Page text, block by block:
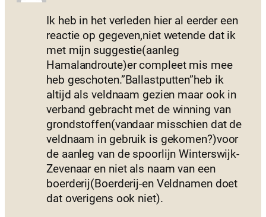
Ik heb in het verleden hier al eerder een
reactie op gegeven,niet wetende dat ik
met mijn suggestie(aanleg
Hamalandroute)er compleet mis mee
heb geschoten.”Ballastputten”heb ik
altijd als veldnaam gezien maar ook in
verband gebracht met de winning van
grondstoffen(vandaar misschien dat de
veldnaam in gebruik is gekomen?)voor
de aanleg van de spoorlijn Winterswijk-
Zevenaar en niet als naam van een
boerderij(Boerderij-en Veldnamen doet
dat overigens ook niet).